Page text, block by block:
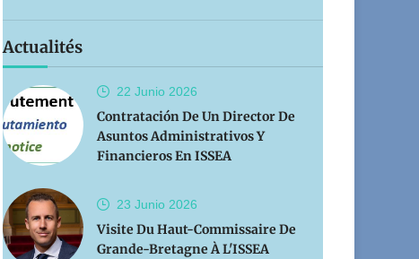
Actualités
22 Junio 2026
Contratación De Un Director De
Asuntos Administrativos Y
Financieros En ISSEA
23 Junio 2026
Visite Du Haut-Commissaire De
Grande-Bretagne À L'ISSEA